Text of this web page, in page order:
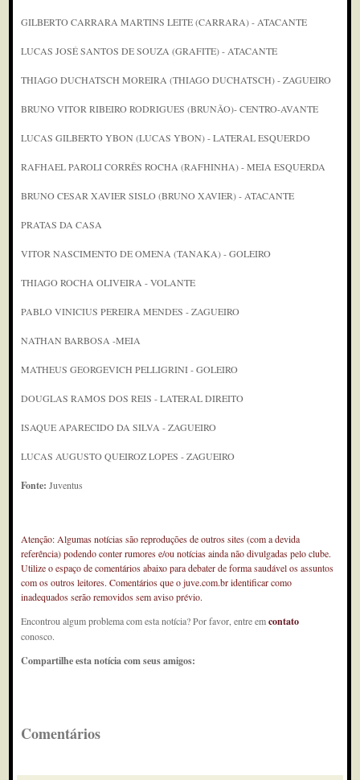
GILBERTO CARRARA MARTINS LEITE (CARRARA) - ATACANTE
LUCAS JOSÉ SANTOS DE SOUZA (GRAFITE) - ATACANTE
THIAGO DUCHATSCH MOREIRA (THIAGO DUCHATSCH) - ZAGUEIRO
BRUNO VITOR RIBEIRO RODRIGUES (BRUNÃO)- CENTRO-AVANTE
LUCAS GILBERTO YBON (LUCAS YBON) - LATERAL ESQUERDO
RAFHAEL PAROLI CORRÊS ROCHA (RAFHINHA) - MEIA ESQUERDA
BRUNO CESAR XAVIER SISLO (BRUNO XAVIER) - ATACANTE
PRATAS DA CASA
VITOR NASCIMENTO DE OMENA (TANAKA) - GOLEIRO
THIAGO ROCHA OLIVEIRA - VOLANTE
PABLO VINICIUS PEREIRA MENDES - ZAGUEIRO
NATHAN BARBOSA -MEIA
MATHEUS GEORGEVICH PELLIGRINI - GOLEIRO
DOUGLAS RAMOS DOS REIS - LATERAL DIREITO
ISAQUE APARECIDO DA SILVA - ZAGUEIRO
LUCAS AUGUSTO QUEIROZ LOPES - ZAGUEIRO
Fonte:Juventus
Atenção: Algumas notícias são reproduções de outros sites (com a devida
referência) podendo conter rumores e/ou notícias ainda não divulgadas pelo clube.
Utilize o espaço de comentários abaixo para debater de forma saudável os assuntos
com os outros leitores. Comentários que o juve.com.br identificar como
inadequados serão removidos sem aviso prévio.
Encontrou algum problema com esta notícia? Por favor, entre emcontato
conosco.
Compartilhe esta notícia com seus amigos:
Comentários